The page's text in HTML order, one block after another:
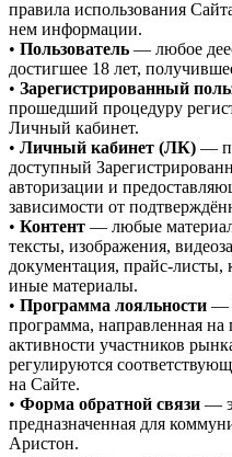
правила использования
нем информации.
• Пользователь — любое
достигшее 18 лет,
• Зарегистрированный
прошедший процедуру
Личный кабинет.
• Личный кабинет (ЛК) —
доступный
авторизации и
зависимости от
• Контент — любые
тексты, изображения,
документация, прайс-листы,
иные материалы.
• Программа лояльности —
программа, направленная
активности участников
регулируются
на Сайте.
• Форма обратной связи —
предназначенная для
Аристон.